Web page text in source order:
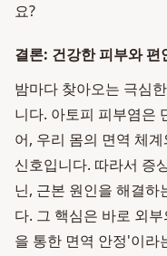
요?
결론: 건강한 피부와
밤마다 찾아오는 극심
니다. 아토피 피부염은
어, 우리 몸의 면역 체
신호입니다. 따라서 증
닌, 근본 원인을 해결하
다. 그 핵심은 바로 외부
을 통한 면역 안정'이라